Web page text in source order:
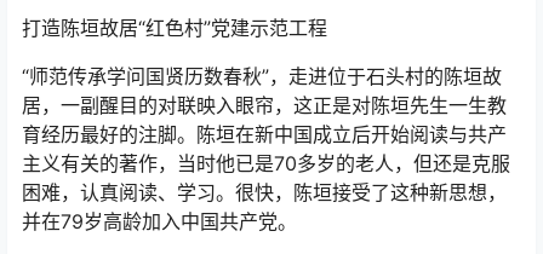
打造陈垣故居“红色村”党建示范工程
“师范传承学问国贤历数春秋”，走进位于石头村的陈垣故
居，一副醒目的对联映入眼帘，这正是对陈垣先生一生教
育经历最好的注脚。陈垣在新中国成立后开始阅读与共产
主义有关的著作，当时他已是70多岁的老人，但还是克服
困难，认真阅读、学习。很快，陈垣接受了这种新思想，
并在79岁高龄加入中国共产党。